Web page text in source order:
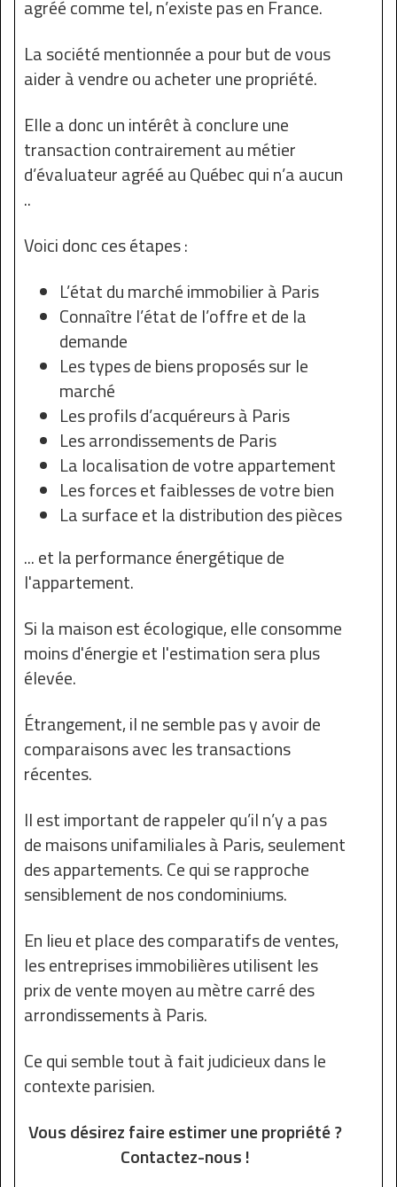
agréé comme tel, n’existe pas en France.
La société mentionnée a pour but de vous
aider à vendre ou acheter une propriété.
Elle a donc un intérêt à conclure une
transaction contrairement au métier
d’évaluateur agréé au Québec qui n’a aucun
..
Voici donc ces étapes :
L’état du marché immobilier à Paris
Connaître l’état de l’offre et de la
demande
Les types de biens proposés sur le
marché
Les profils d’acquéreurs à Paris
Les arrondissements de Paris
La localisation de votre appartement
Les forces et faiblesses de votre bien
La surface et la distribution des pièces
... et la performance énergétique de
l'appartement.
Si la maison est écologique, elle consomme
moins d'énergie et l'estimation sera plus
élevée.
Étrangement, il ne semble pas y avoir de
comparaisons avec les transactions
récentes.
Il est important de rappeler qu’il n’y a pas
de maisons unifamiliales à Paris, seulement
des appartements. Ce qui se rapproche
sensiblement de nos condominiums.
En lieu et place des comparatifs de ventes,
les entreprises immobilières utilisent les
prix de vente moyen au mètre carré des
arrondissements à Paris.
Ce qui semble tout à fait judicieux dans le
contexte parisien.
Vous désirez faire estimer une propriété ?
Contactez-nous !